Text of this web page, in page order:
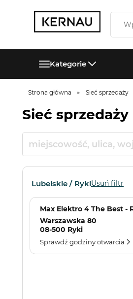
Kategorie
Strona główna Sieć sprzedaży
Sieć sprzedaży
Lubelskie / RykiUsuń filtr
Max Elektro 4 The Best -
Warszawska 80
08-500 Ryki
Sprawdź godziny otwarcia